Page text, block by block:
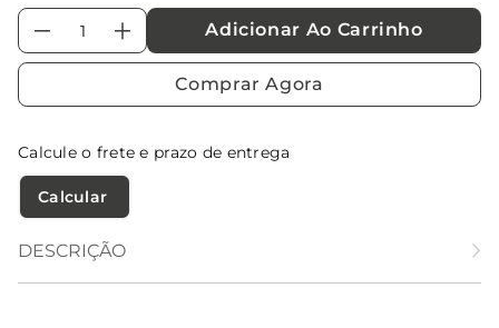
＋
－ Adicionar Ao Carrinho
Comprar Agora
Calcule o frete e prazo de entrega
DESCRIÇÃO